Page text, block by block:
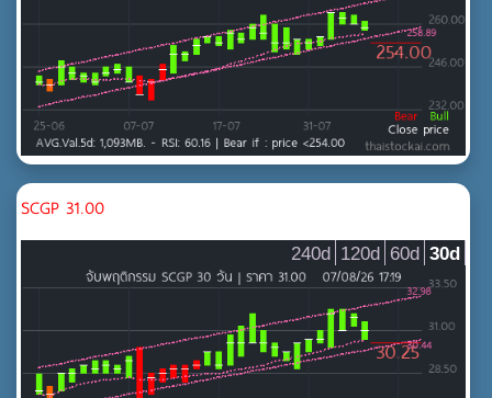
SCGP 31.00
30d
60d
120d
240d